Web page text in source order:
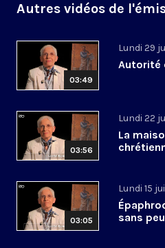
Autres vidéos de
03:49
Lundi 29
Autorité
03:56
Lundi 22
La
03:05
Lundi 15
sans